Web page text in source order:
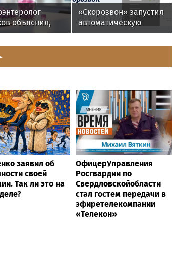
объяснил,
в рационе
тканей
«Скорозвон» запустил
автоматическую
замену номеров при
снижении
заявил об
своей
Так ли это на
ОфицерУправления
Росгвардии по
Свердловскойобласти
стал гостем передачи в
эфиретелекомпании
«Телекон»